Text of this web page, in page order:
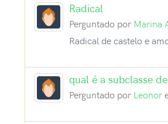
Radical
Perguntado por Marina
Radical de castelo e
qual é a subclasse
Perguntado por Leonor